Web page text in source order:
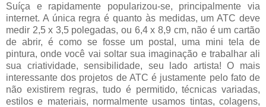
Suíça e rapidamente popularizou-se, principalmente via
internet. A única regra é quanto às medidas, um ATC deve
medir 2,5 x 3,5 polegadas, ou 6,4 x 8,9 cm, não é um cartão
de abrir, é como se fosse um postal, uma mini tela de
pintura, onde você vai soltar sua imaginação e trabalhar ali
sua criatividade, sensibilidade, seu lado artista! O mais
interessante dos projetos de ATC é justamente pelo fato de
não existirem regras, tudo é permitido, técnicas variadas,
estilos e materiais, normalmente usamos tintas, colagens,